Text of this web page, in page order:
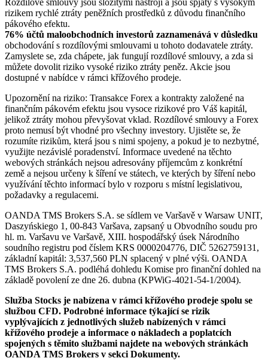
rizikem rychlé ztráty peněžních prostředků z důvodu finančního
pákového efektu.
76% účtů maloobchodních investorů zaznamenává v důsledku
obchodování s rozdílovými smlouvami u tohoto dodavatele ztráty.
Zamyslete se, zda chápete, jak fungují rozdílové smlouvy, a zda si
můžete dovolit riziko vysoké riziko ztráty peněz. Akcie jsou
dostupné v nabídce v rámci křížového prodeje.
Upozornění na riziko: Transakce Forex a kontrakty založené na
finančním pákovém efektu jsou vysoce rizikové pro Váš kapitál,
jelikož ztráty mohou převyšovat vklad. Rozdílové smlouvy a Forex
proto nemusí být vhodné pro všechny investory. Ujistěte se, že
rozumíte rizikům, která jsou s nimi spojeny, a pokud je to nezbytné,
využijte nezávislé poradenství. Informace uvedené na těchto
webových stránkách nejsou adresovány příjemcům z konkrétní
země a nejsou určeny k šíření ve státech, ve kterých by šíření nebo
využívání těchto informací bylo v rozporu s místní legislativou,
požadavky a regulacemi.
OANDA TMS Brokers S.A. se sídlem ve Varšavě v Warsaw UNIT,
Daszyńskiego 1, 00-843 Varšava, zapsaný u Obvodního soudu pro
hl. m. Varšavu ve Varšavě, XIII. hospodářský úsek Národního
soudního registru pod číslem KRS 0000204776, DIČ 5262759131,
základní kapitál: 3,537,560 PLN splacený v plné výši. OANDA
TMS Brokers S.A. podléhá dohledu Komise pro finanční dohled na
základě povolení ze dne 26. dubna (KPWiG-4021-54-1/2004).
Služba Stocks je nabízena v rámci křížového prodeje spolu se
službou CFD. Podrobné informace týkající se rizik
vyplývajících z jednotlivých služeb nabízených v rámci
křížového prodeje a informace o nákladech a poplatcích
spojených s těmito službami najdete na webových stránkách
OANDA TMS Brokers v sekci Dokumenty.